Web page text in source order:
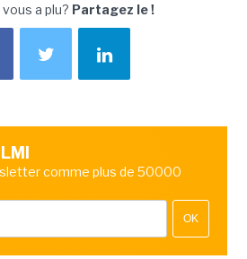
a plu? Partagez le !
comme plus de 50000
OK